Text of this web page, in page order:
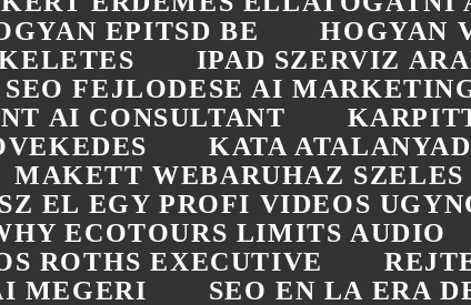
EPITSD BE
HOGYAN
IPAD SZERVIZ
FEJLODESE AI
AI CONSULTANT
KATA
MAKETT WEBARUHAZ
EL EGY PROFI VIDEOS
ECOTOURS LIMITS AUDIO
ROTHS EXECUTIVE
MEGERI
SEO EN LA ERA